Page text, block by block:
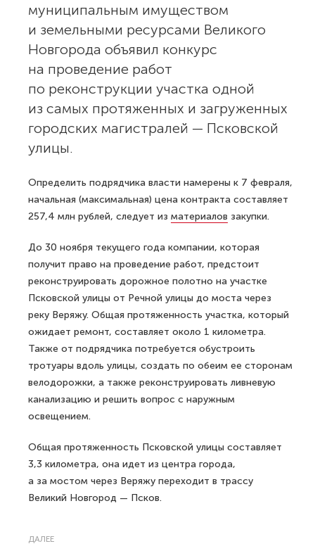
муниципальным имуществом
и земельными ресурсами Великого
Новгорода объявил конкурс
на проведение работ
по реконструкции участка одной
из самых протяженных и загруженных
городских магистралей — Псковской
улицы.
Определить подрядчика власти намерены к 7 февраля,
начальная (максимальная) цена контракта составляет
257,4 млн рублей, следует из материалов закупки.
До 30 ноября текущего года компании, которая
получит право на проведение работ, предстоит
реконструировать дорожное полотно на участке
Псковской улицы от Речной улицы до моста через
реку Веряжу. Общая протяженность участка, который
ожидает ремонт, составляет около 1 километра.
Также от подрядчика потребуется обустроить
тротуары вдоль улицы, создать по обеим ее сторонам
велодорожки, а также реконструировать ливневую
канализацию и решить вопрос с наружным
освещением.
Общая протяженность Псковской улицы составляет
3,3 километра, она идет из центра города,
а за мостом через Веряжу переходит в трассу
Великий Новгород — Псков.
ДАЛЕЕ